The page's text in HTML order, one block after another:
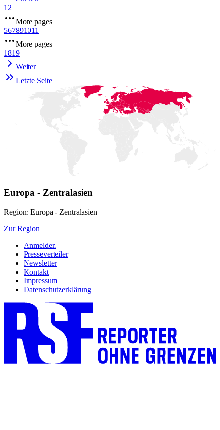
1 2
More pages
567891011
More pages
1819
Weiter
Letzte Seite
Europa - Zentralasien
Region: Europa - Zentralasien
Zur Region
Anmelden
Presseverteiler
Newsletter
Kontakt
Impressum
Datenschutzerklärung